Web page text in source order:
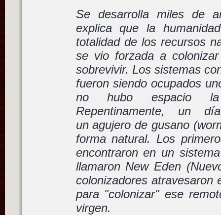
Se desarrolla miles de
explica que la
totalidad de los recursos
se vio forzada a
sobrevivir. Los sistemas
fueron siendo ocupados
no hubo espacio
Repentinamente, un
un agujero de gusano
forma natural. Los
encontraron en un
llamaron New Eden
colonizadores atravesaron
para "colonizar" ese
virgen.